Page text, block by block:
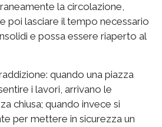
la circolazione,
poi lasciare il tempo necessario
e possa essere riaperto al
quando una piazza
i lavori, arrivano le
chiusa; quando invece si
per mettere in sicurezza un